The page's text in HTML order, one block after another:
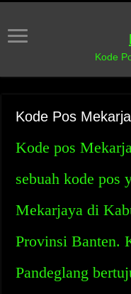
Kode
Kode Pos
Kode pos
sebuah kode pos
Mekarjaya di
Provinsi Banten.
Pandeglang